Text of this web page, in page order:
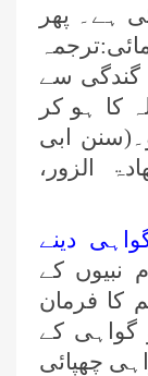
ہے۔ پھر
گندگی سے
کا ہو کر
ابی
الزور،
دینے
نبیوں کے
کا فرمان
کے
چھپائی